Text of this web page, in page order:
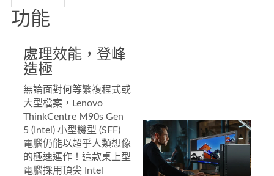
産品資料
功能
處理效能，登峰
造極
無論面對何等繁複程式或
大型檔案，Lenovo
ThinkCentre M90s Gen
5 (Intel) 小型機型 (SFF)
電腦仍能以超乎人類想像
的極速運作！這款桌上型
電腦採用頂尖 Intel